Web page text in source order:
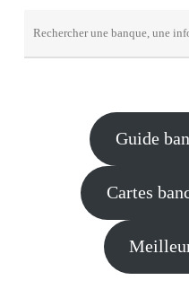
Guide
Cartes